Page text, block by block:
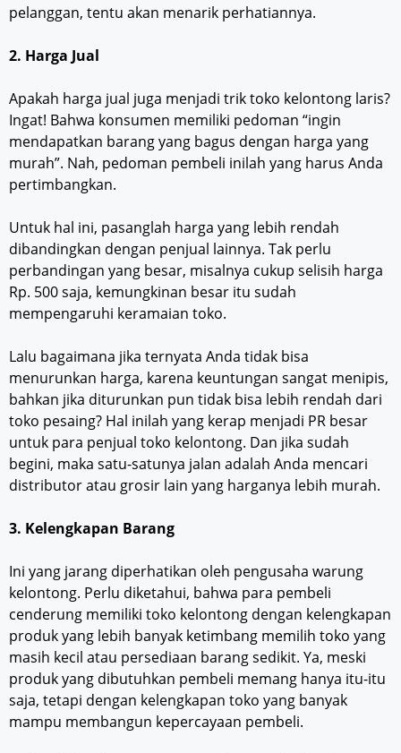
pelanggan, tentu akan menarik perhatiannya.
2. Harga Jual
Apakah harga jual juga menjadi trik toko kelontong laris?
Ingat! Bahwa konsumen memiliki pedoman “ingin
mendapatkan barang yang bagus dengan harga yang
murah”. Nah, pedoman pembeli inilah yang harus Anda
pertimbangkan.
Untuk hal ini, pasanglah harga yang lebih rendah
dibandingkan dengan penjual lainnya. Tak perlu
perbandingan yang besar, misalnya cukup selisih harga
Rp. 500 saja, kemungkinan besar itu sudah
mempengaruhi keramaian toko.
Lalu bagaimana jika ternyata Anda tidak bisa
menurunkan harga, karena keuntungan sangat menipis,
bahkan jika diturunkan pun tidak bisa lebih rendah dari
toko pesaing? Hal inilah yang kerap menjadi PR besar
untuk para penjual toko kelontong. Dan jika sudah
begini, maka satu-satunya jalan adalah Anda mencari
distributor atau grosir lain yang harganya lebih murah.
3. Kelengkapan Barang
Ini yang jarang diperhatikan oleh pengusaha warung
kelontong. Perlu diketahui, bahwa para pembeli
cenderung memiliki toko kelontong dengan kelengkapan
produk yang lebih banyak ketimbang memilih toko yang
masih kecil atau persediaan barang sedikit. Ya, meski
produk yang dibutuhkan pembeli memang hanya itu-itu
saja, tetapi dengan kelengkapan toko yang banyak
mampu membangun kepercayaan pembeli.